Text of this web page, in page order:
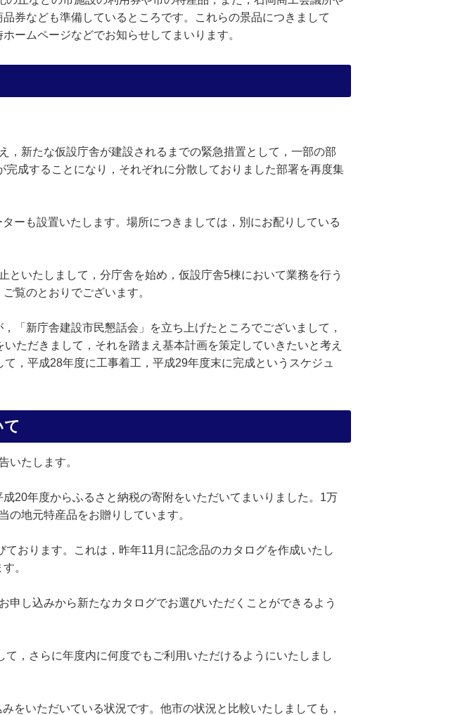
券なども準備しているところです。これらの景品につきまして
ームページなどでお知らせしてまいります。
新たな仮設庁舎が建設されるまでの緊急措置として，一部の部
成することになり，それぞれに分散しておりました部署を再度集
ーも設置いたします。場所につきましては，別にお配りしている
いたしまして，分庁舎を始め，仮設庁舎5棟において業務を行う
覧のとおりでございます。
新庁舎建設市民懇話会」を立ち上げたところでございまして，
ただきまして，それを踏まえ基本計画を策定していきたいと考え
，平成28年度に工事着工，平成29年度末に完成というスケジュ
いたします。
20年度からふるさと納税の寄附をいただいてまいりました。1万
の地元特産品をお贈りしています。
おります。これは，昨年11月に記念品のカタログを作成いたし
。
し込みから新たなカタログでお選びいただくことができるよう
，さらに年度内に何度でもご利用いただけるようにいたしまし
いただいている状況です。他市の状況と比較いたしましても，